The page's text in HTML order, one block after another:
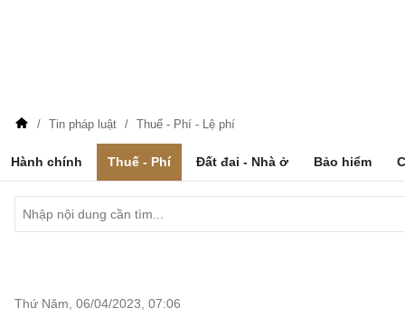
Tin pháp luật Thuế - Phí - Lệ phí
Hành chính Thuế - Phí Đất đai - Nhà ở Bảo hiểm
Thứ Năm, 06/04/2023 07:06